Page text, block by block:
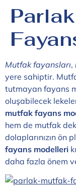
Mutfak fayansları,
yere sahiptir.
tutmayan fayans
oluşabilecek
mutfak fayans
hem de mutfak
dolaplarınızın ön
fayans modelleri
daha fazla önem